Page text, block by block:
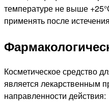
температуре не выше
применять после
Косметическое средство
является лекарственным
направленности действия: